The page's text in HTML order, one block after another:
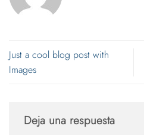
Just a cool blog post with
Images
Deja una respuesta